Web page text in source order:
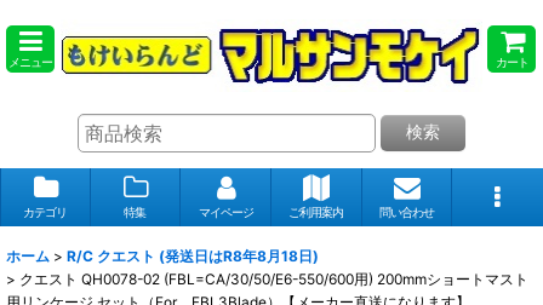
メニュー カート
検索
カテゴリ 特集 マイページ ご利用案内 問い合わせ
ホーム > R/C クエスト (発送日はR8年8月18日)
> クエスト QH0078-02 (FBL=CA/30/50/E6-550/600用) 200mmショートマスト